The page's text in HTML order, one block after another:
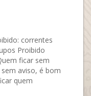
correntes
Proibido
ficar sem
aviso, é bom
quem